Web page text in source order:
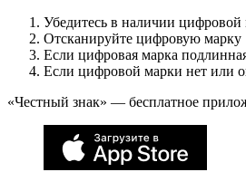
Убедитесь в наличии цифровой
Отсканируйте цифровую марку
Если цифровая марка
Если цифровой марки нет или
«Честный знак» — бесплатное